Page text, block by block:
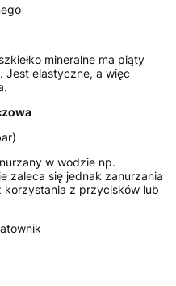
mineralne ma piąty
Jest elastyczne, a więc
w wodzie np.
zaleca się jednak zanurzania
korzystania z przycisków lub